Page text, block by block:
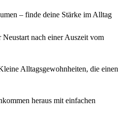
– finde deine Stärke im Alltag
nach einer Auszeit vom
Alltagsgewohnheiten, die einen
heraus mit einfachen